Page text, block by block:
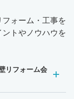
ォーム・工事を
トやノウハウを
リフォーム会